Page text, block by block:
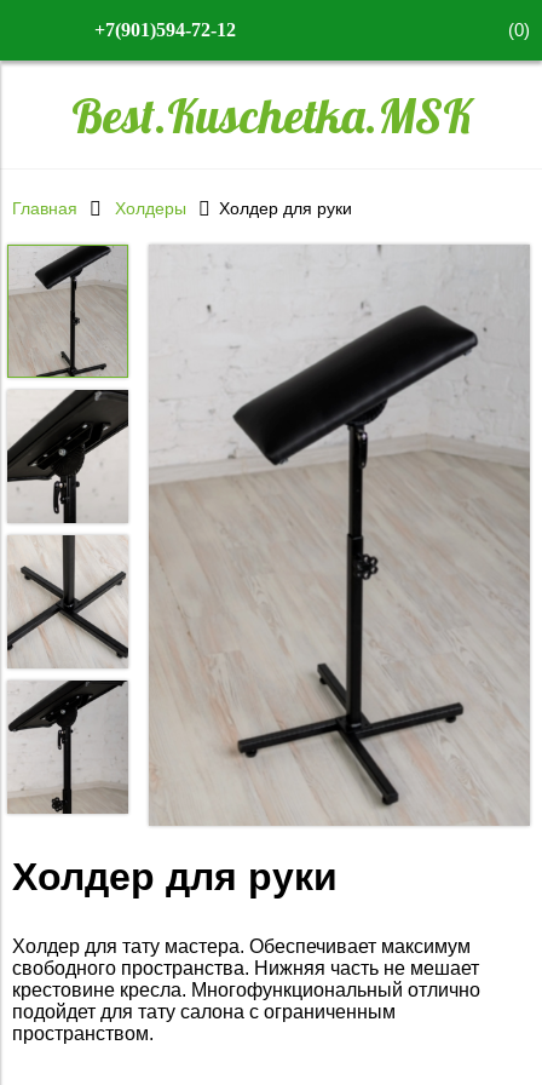
+7(901)594-72-12 (0)
Best.Kuschetka.MSK
Главная Холдеры Холдер для руки
Холдер для руки
Холдер для тату мастера. Обеспечивает максимум
свободного пространства. Нижняя часть не мешает
крестовине кресла. Многофункциональный отлично
подойдет для тату салона с ограниченным
пространством.